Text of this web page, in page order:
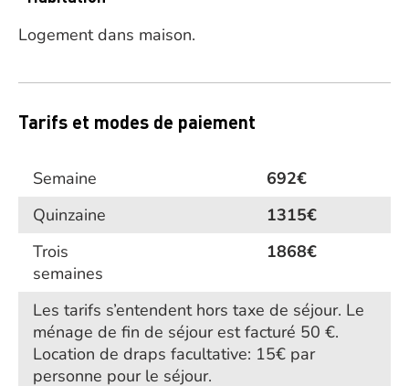
Logement dans maison.
Tarifs et modes de paiement
Semaine
692€
Quinzaine
1315€
Trois
semaines
1868€
Les tarifs s’entendent hors taxe de séjour. Le
ménage de fin de séjour est facturé 50 €.
Location de draps facultative: 15€ par
personne pour le séjour.